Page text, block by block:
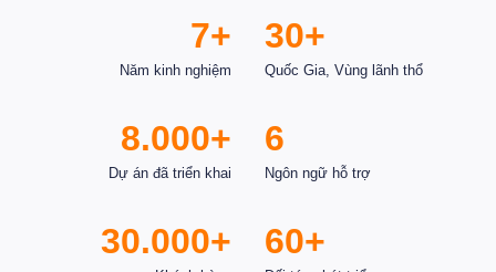
7+
Năm kinh nghiệm
8.000+
Dự án đã triển khai
30.000+
30+
Quốc Gia, Vùng lãnh thổ
6
Ngôn ngữ hỗ trợ
60+